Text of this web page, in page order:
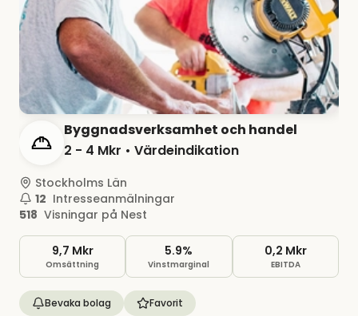
Byggnadsverksamhet och handel
2 - 4 Mkr • Värdeindikation
Stockholms Län
12 Intresseanmälningar
518 Visningar på Nest
9,7 Mkr
Omsättning
5.9%
Vinstmarginal
0,2 Mkr
EBITDA
Bevaka bolag Favorit